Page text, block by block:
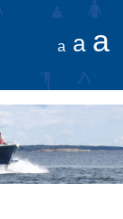
a a a